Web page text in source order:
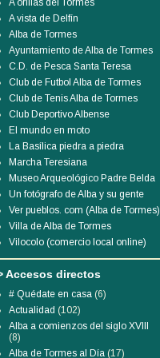
A orillas del Tormes
A vista de Delfín
Alba de Tormes
Ayuntamiento de Alba de Tormes
C.D. de Pesca Santa Teresa
Club de Futbol Alba de Tormes
Club de Tenis Alba de Tormes
Club Deportivo Albense
El mundo en moto
La Basílica piedra a piedra
Marcha Teresiana
Museo Arqueológico Padre Belda
Un fotógrafo de Alba y su gente
Ver pueblos. com (Alba de Tormes)
Villa de Alba de Tormes
Vilocolo (comercio local online)
Accesos directos
# Quédate en casa (6)
Actualidad (102)
Alba a comienzos del siglo XVIII
(8)
Alba de Tormes al Día (17)